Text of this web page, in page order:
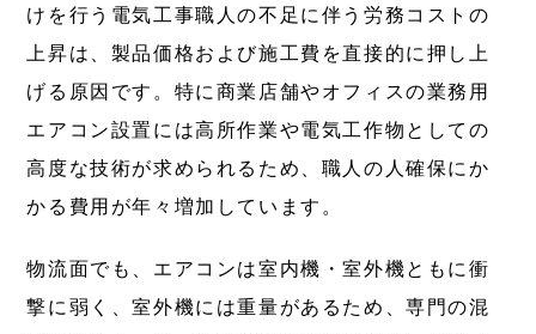
けを行う電気工事職人の不足に伴う労務コストの
上昇は、製品価格および施工費を直接的に押し上
げる原因です。特に商業店舗やオフィスの業務用
エアコン設置には高所作業や電気工作物としての
高度な技術が求められるため、職人の人確保にか
かる費用が年々増加しています。
物流面でも、エアコンは室内機・室外機ともに衝
撃に弱く、室外機には重量があるため、専門の混